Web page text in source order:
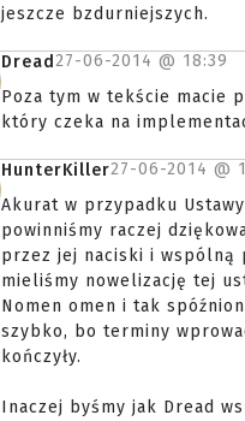
jeszcze bzdurniejszych.
Dread27-06-2014 @ 18:39
Poza tym w tekście macie
który czeka na
HunterKiller27-06-2014 @
Akurat w przypadku
powinniśmy raczej
przez jej naciski i wspólną
mieliśmy nowelizację tej
Nomen omen i tak
szybko, bo terminy
kończyły.
Inaczej byśmy jak Dread